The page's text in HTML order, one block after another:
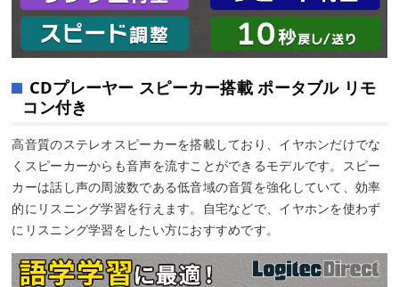
CDプレーヤー スピーカー搭載 ポータブル リモ
コン付き
高音質のステレオスピーカーを搭載しており、イヤホンだけでな
くスピーカーからも音声を流すことができるモデルです。スピー
カーは話し声の周波数である低音域の音質を強化していて、効率
的にリスニング学習を行えます。自宅などで、イヤホンを使わず
にリスニング学習をしたい方におすすめです。